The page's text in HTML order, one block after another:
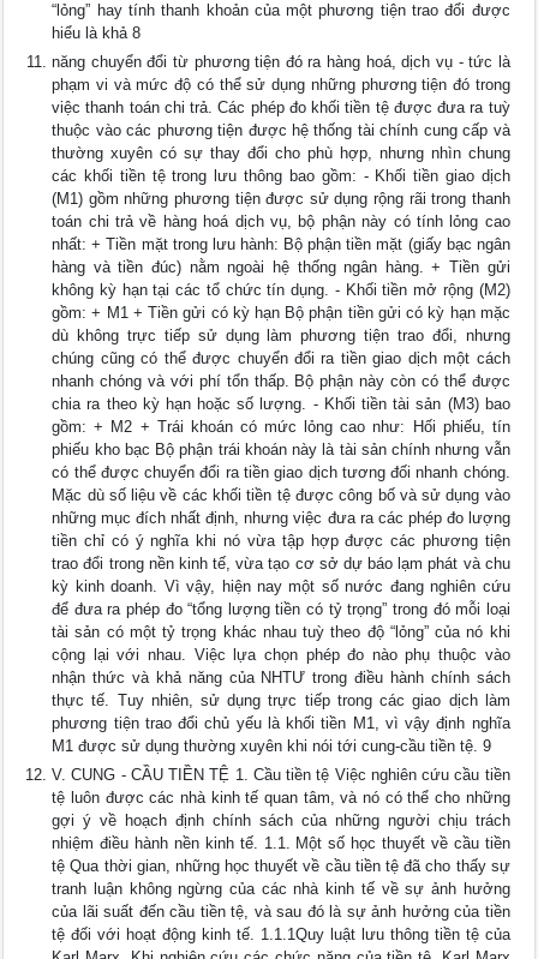
“lỏng” hay tính thanh khoản của một phương tiện trao đổi được
hiểu là khả 8
năng chuyển đổi từ phương tiện đó ra hàng hoá, dịch vụ - tức là
phạm vi và mức độ có thể sử dụng những phương tiện đó trong
việc thanh toán chi trả. Các phép đo khối tiền tệ được đưa ra tuỳ
thuộc vào các phương tiện được hệ thống tài chính cung cấp và
thường xuyên có sự thay đổi cho phù hợp, nhưng nhìn chung
các khối tiền tệ trong lưu thông bao gồm: - Khối tiền giao dịch
(M1) gồm những phương tiện được sử dụng rộng rãi trong thanh
toán chi trả về hàng hoá dịch vụ, bộ phận này có tính lỏng cao
nhất: + Tiền mặt trong lưu hành: Bộ phận tiền mặt (giấy bạc ngân
hàng và tiền đúc) nằm ngoài hệ thống ngân hàng. + Tiền gửi
không kỳ hạn tại các tổ chức tín dụng. - Khối tiền mở rộng (M2)
gồm: + M1 + Tiền gửi có kỳ hạn Bộ phận tiền gửi có kỳ hạn mặc
dù không trực tiếp sử dụng làm phương tiện trao đổi, nhưng
chúng cũng có thể được chuyển đổi ra tiền giao dịch một cách
nhanh chóng và với phí tổn thấp. Bộ phận này còn có thể được
chia ra theo kỳ hạn hoặc số lượng. - Khối tiền tài sản (M3) bao
gồm: + M2 + Trái khoán có mức lỏng cao như: Hối phiếu, tín
phiếu kho bạc Bộ phận trái khoán này là tài sản chính nhưng vẫn
có thể được chuyển đổi ra tiền giao dịch tương đối nhanh chóng.
Mặc dù số liệu về các khối tiền tệ được công bố và sử dụng vào
những mục đích nhất định, nhưng việc đưa ra các phép đo lượng
tiền chỉ có ý nghĩa khi nó vừa tập hợp được các phương tiện
trao đổi trong nền kinh tế, vừa tạo cơ sở dự báo lạm phát và chu
kỳ kinh doanh. Vì vậy, hiện nay một số nước đang nghiên cứu
để đưa ra phép đo “tổng lượng tiền có tỷ trọng” trong đó mỗi loại
tài sản có một tỷ trọng khác nhau tuỳ theo độ “lỏng” của nó khi
cộng lại với nhau. Việc lựa chọn phép đo nào phụ thuộc vào
nhận thức và khả năng của NHTƯ trong điều hành chính sách
thực tế. Tuy nhiên, sử dụng trực tiếp trong các giao dịch làm
phương tiện trao đổi chủ yếu là khối tiền M1, vì vậy định nghĩa
M1 được sử dụng thường xuyên khi nói tới cung-cầu tiền tệ. 9
V. CUNG - CẦU TIỀN TỆ 1. Cầu tiền tệ Việc nghiên cứu cầu tiền
tệ luôn được các nhà kinh tế quan tâm, và nó có thể cho những
gợi ý về hoạch định chính sách của những người chịu trách
nhiệm điều hành nền kinh tế. 1.1. Một số học thuyết về cầu tiền
tệ Qua thời gian, những học thuyết về cầu tiền tệ đã cho thấy sự
tranh luận không ngừng của các nhà kinh tế về sự ảnh hưởng
của lãi suất đến cầu tiền tệ, và sau đó là sự ảnh hưởng của tiền
tệ đối với hoạt động kinh tế. 1.1.1Quy luật lưu thông tiền tệ của